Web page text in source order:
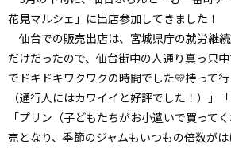
花見マルシェ」に出店参加してきました！
仙台での販売出店は、宮城県庁の就労継
だけだったので、仙台街中の人通り真っ只
でドキドキワクワクの時間でした💛持って
（通行人にはカワイイと好評でした！）」
「プリン（子どもたちがお小遣いで買って
売となり、季節のジャムもいつもの倍数が